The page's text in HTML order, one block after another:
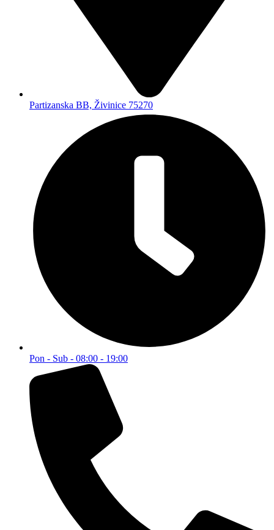
Partizanska BB, Živinice 75270
Pon - Sub - 08:00 - 19:00